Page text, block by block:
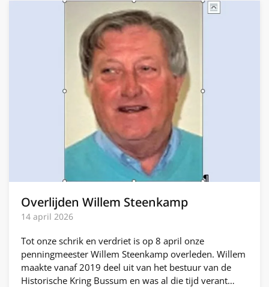
Overlijden Willem Steenkamp
14 april 2026
Tot onze schrik en verdriet is op 8 april onze
penningmeester Willem Steenkamp overleden. Willem
maakte vanaf 2019 deel uit van het bestuur van de
Historische Kring Bussum en was al die tijd verant…